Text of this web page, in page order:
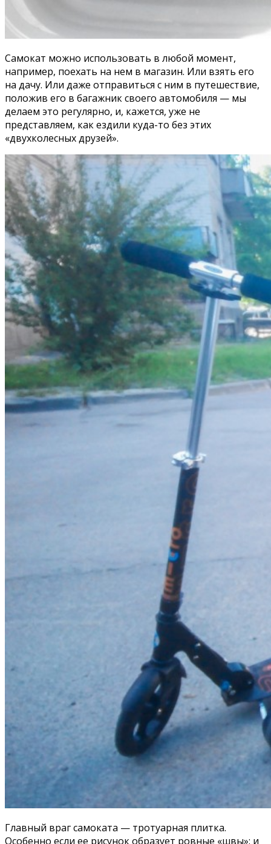
Самокат можно использовать в любой момент,
например, поехать на нем в магазин. Или взять его
на дачу. Или даже отправиться с ним в путешествие,
положив его в багажник своего автомобиля — мы
делаем это регулярно, и, кажется, уже не
представляем, как ездили куда-то без этих
«двухколесных друзей».
Главный враг самоката — тротуарная плитка.
Особенно если ее рисунок образует ровные «швы»: и